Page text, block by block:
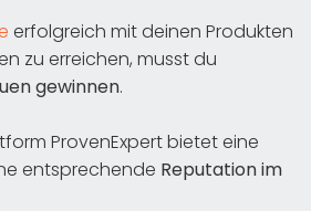
erfolgreich mit deinen Produkten
zu erreichen, musst du
gewinnen.
ProvenExpert bietet eine
entsprechende Reputation im